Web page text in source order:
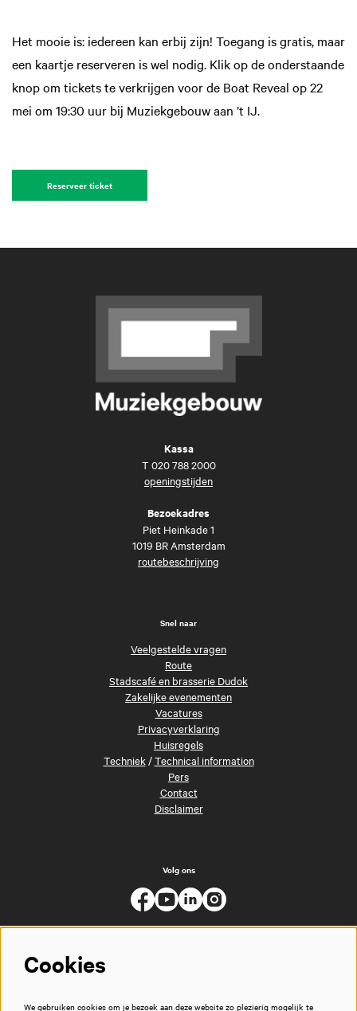
Het mooie is: iedereen kan erbij zijn! Toegang is gratis, maar
een kaartje reserveren is wel nodig. Klik op de onderstaande
knop om tickets te verkrijgen voor de Boat Reveal op 22
mei om 19:30 uur bij Muziekgebouw aan ’t IJ.
Reserveer ticket
Kassa
T 020 788 2000
openingstijden
Bezoekadres
Piet Heinkade 1
1019 BR Amsterdam
routebeschrijving
Snel naar
Veelgestelde vragen
Route
Stadscafé en brasserie Dudok
Zakelijke evenementen
Vacatures
Privacyverklaring
Huisregels
Techniek/Technical information
Pers
Contact
Disclaimer
Volg ons
Cookies
We gebruiken cookies om je bezoek aan deze website zo plezierig mogelijk te